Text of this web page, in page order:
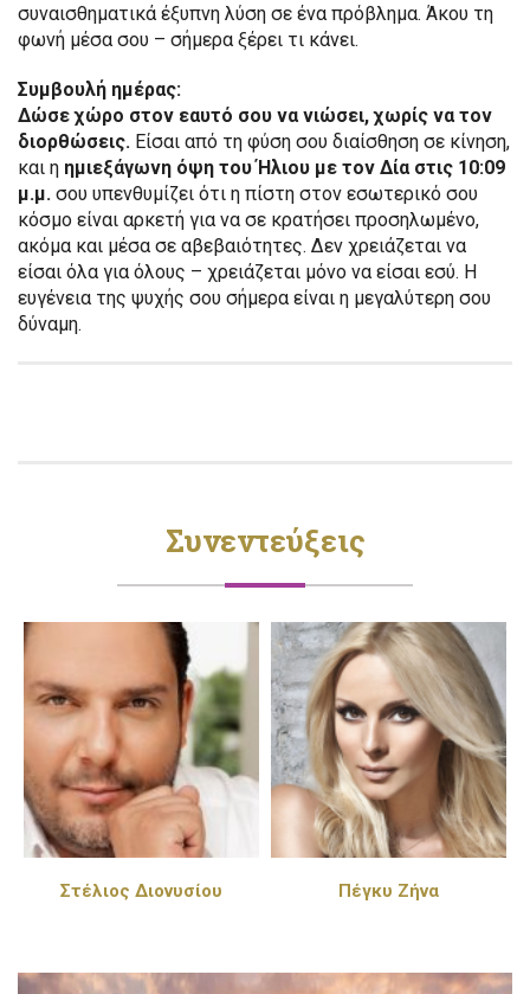
συναισθηματικά έξυπνη λύση σε ένα πρόβλημα. Άκου τη
φωνή μέσα σου – σήμερα ξέρει τι κάνει.
Συμβουλή ημέρας:
Δώσε χώρο στον εαυτό σου να νιώσει, χωρίς να τον
διορθώσεις. Είσαι από τη φύση σου διαίσθηση σε κίνηση,
και η ημιεξάγωνη όψη του Ήλιου με τον Δία στις 10:09
μ.μ. σου υπενθυμίζει ότι η πίστη στον εσωτερικό σου
κόσμο είναι αρκετή για να σε κρατήσει προσηλωμένο,
ακόμα και μέσα σε αβεβαιότητες. Δεν χρειάζεται να
είσαι όλα για όλους – χρειάζεται μόνο να είσαι εσύ. Η
ευγένεια της ψυχής σου σήμερα είναι η μεγαλύτερη σου
δύναμη.
Συνεντεύξεις
Στέλιος Διονυσίου Πέγκυ Ζήνα